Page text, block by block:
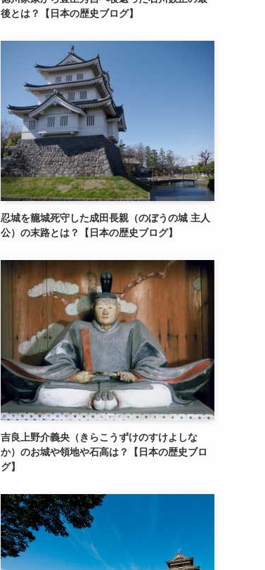
後とは？【日本の歴史ブログ】
忍城を籠城死守した成田長親（のぼうの城 主人
公）の末路とは？【日本の歴史ブログ】
吉良上野介義央（きらこうずけのすけよしな
か）のお城や領地や石高は？【日本の歴史ブロ
グ】